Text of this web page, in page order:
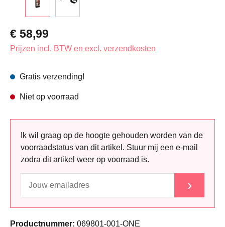
Normale prijs:
€ 58,99
Prijzen incl. BTW en excl. verzendkosten
Gratis verzending!
Niet op voorraad
Ik wil graag op de hoogte gehouden worden van de
voorraadstatus van dit artikel. Stuur mij een e-mail
zodra dit artikel weer op voorraad is.
›
Productnummer: 069801-001-ONE